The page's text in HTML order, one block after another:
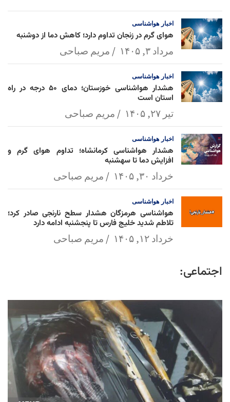
p
k
l
اخبار هواشناسی
هوای گرم در زنجان تداوم دارد؛ کاهش دما از دوشنبه
مرداد ۳, ۱۴۰۵ مریم صباحی
اخبار هواشناسی
هشدار هواشناسی خوزستان؛ دمای ۵۰ درجه در راه
استان است
تیر ۲۷, ۱۴۰۵ مریم صباحی
اخبار هواشناسی
هشدار هواشناسی کرمانشاه؛ تداوم هوای گرم و
افزایش دما تا سهشنبه
خرداد ۳۰, ۱۴۰۵ مریم صباحی
اخبار هواشناسی
هواشناسی هرمزگان هشدار سطح نارنجی صادر کرد؛
تلاطم شدید خلیج فارس تا پنجشنبه ادامه دارد
خرداد ۱۲, ۱۴۰۵ مریم صباحی
اجتماعی: